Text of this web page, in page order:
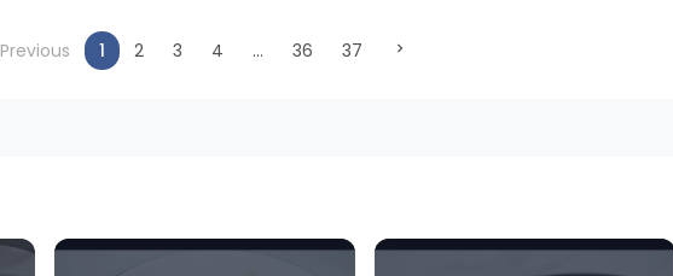
Previous 1 (current)
2 3 4 ... 36 37